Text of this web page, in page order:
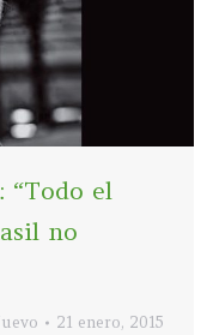
“Todo el
no
21 enero, 2015